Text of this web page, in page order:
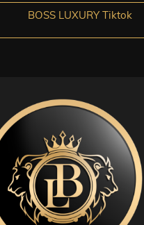
BOSS LUXURY Tiktok